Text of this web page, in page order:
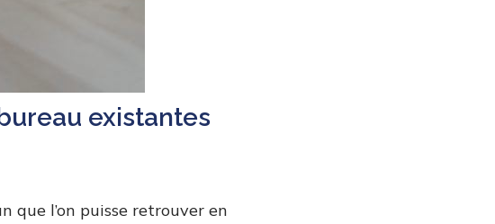
existantes
que l’on puisse retrouver en